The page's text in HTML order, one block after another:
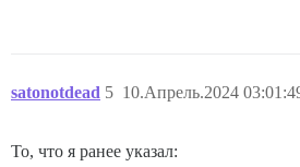
satonotdead 10.Апрель.2024
5
То, что я ранее указал: